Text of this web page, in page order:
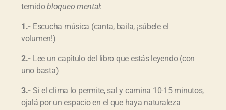
temidobloqueo mental:
1.- Escucha música (canta, baila, ¡súbele el
volumen!)
2.- Lee un capítulo del libro que estás leyendo (con
uno basta)
3.- Si el clima lo permite, sal y camina 10-15 minutos,
ojalá por un espacio en el que haya naturaleza